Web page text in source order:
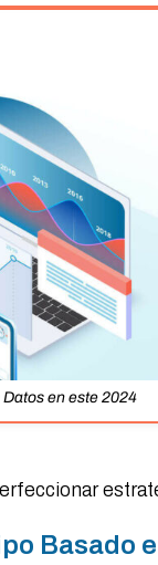
en este 2024
Basado